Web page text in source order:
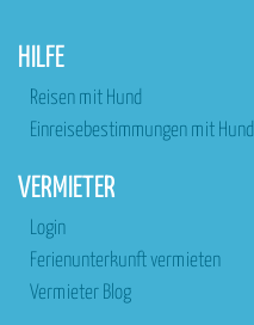
HILFE
Reisen mit Hund
Einreisebestimmungen mit Hund
VERMIETER
Login
Ferienunterkunft vermieten
Vermieter Blog